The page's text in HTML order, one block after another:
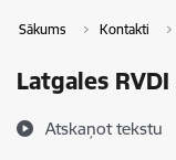
Sākums Kontakti
Latgales
Atskaņot tekstu